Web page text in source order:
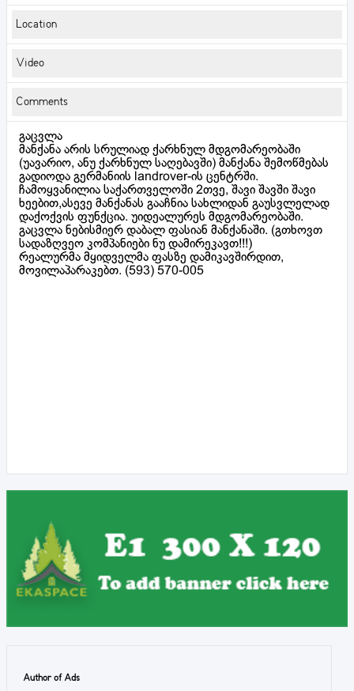
Location
Video
Comments
გაცვლა
მანქანა არის სრულიად ქარხნულ მდგომარეობაში
(უავარიო, ანუ ქარხნულ საღებავში) მანქანა შემოწმებას
გადიოდა გერმანიის landrover-ის ცენტრში.
ჩამოყვანილია საქართველოში 2თვე, შავი შავში შავი
ხეებით,ასევე მანქანას გააჩნია სახლიდან გაუსვლელად
დაქოქვის ფუნქცია. უიდეალურეს მდგომარეობაში.
გაცვლა ნებისმიერ დაბალ ფასიან მანქანაში. (გთხოვთ
სადაზღვეო კომპანიები ნუ დამირეკავთ!!!)
რეალურმა მყიდველმა ფასზე დამიკავშირდით,
მოვილაპარაკებთ. (593) 570-005
Author of Ads